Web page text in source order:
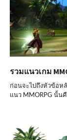
รวมแนวเกม
ก่อนจะไปถึงหัวข้อห
แนว MMORPG นั้น